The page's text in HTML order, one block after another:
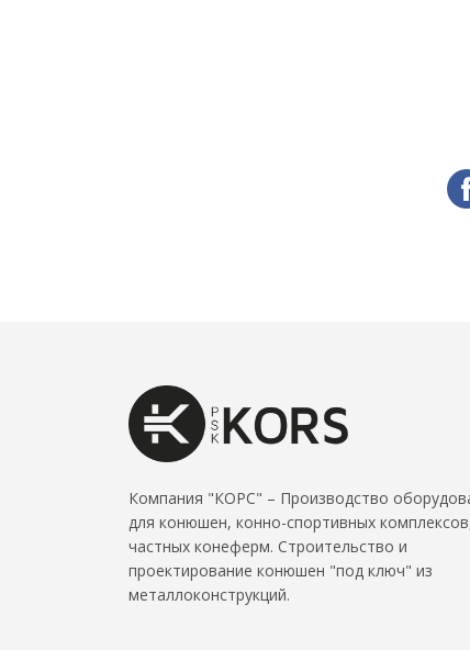
Компания "КОРС" – Производство
для конюшен, конно-спортивных
частных конеферм. Строительство и
проектирование конюшен "под ключ" из
металлоконструкций.